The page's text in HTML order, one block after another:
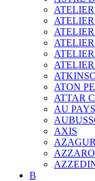
ATELIER
ATON
ATTAR
AU
AXIS
AZZARO
B